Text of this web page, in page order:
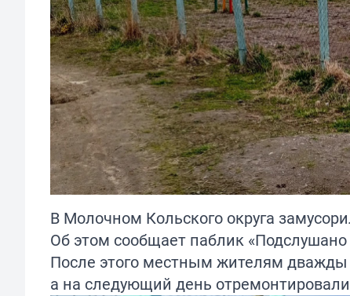
В Молочном Кольского округа
Об этом сообщает паблик
После этого местным жителям дважды
а на следующий день